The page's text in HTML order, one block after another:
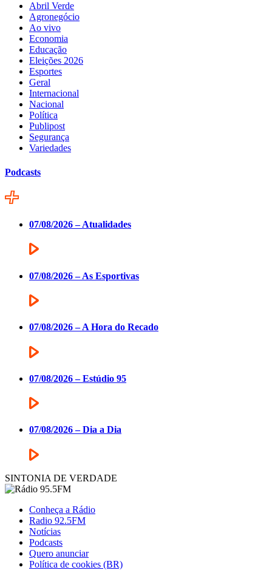
Abril Verde
Agronegócio
Ao vivo
Economia
Educação
Eleições 2026
Esportes
Geral
Internacional
Nacional
Política
Publipost
Segurança
Variedades
Podcasts
07/08/2026 – Atualidades
07/08/2026 – As Esportivas
07/08/2026 – A Hora do Recado
07/08/2026 – Estúdio 95
07/08/2026 – Dia a Dia
SINTONIA DE VERDADE
Conheça a Rádio
Radio 92.5FM
Notícias
Podcasts
Quero anunciar
Política de cookies (BR)